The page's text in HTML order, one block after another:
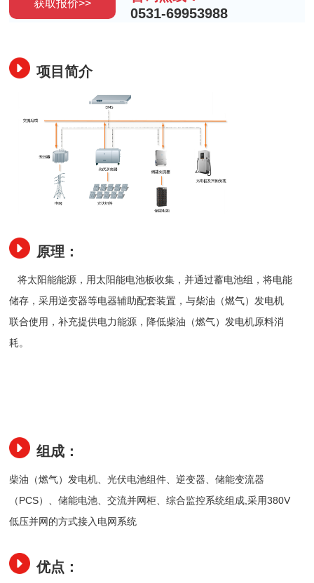
获取报价>>
0531-69953988
项目简介
原理：
将太阳能能源，用太阳能电池板收集，并通过蓄电池组，将电能
储存，采用逆变器等电器辅助配套装置，与柴油（燃气）发电机
联合使用，补充提供电力能源，降低柴油（燃气）发电机原料消
耗。
组成：
柴油（燃气）发电机、光伏电池组件、逆变器、储能变流器
（PCS）、储能电池、交流并网柜、综合监控系统组成,采用380V
低压并网的方式接入电网系统
优点：